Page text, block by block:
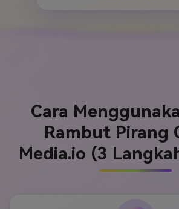
Cara
Rambut Pirang
Media.io (3